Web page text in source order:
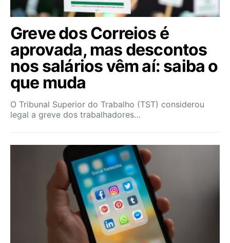
Greve dos Correios é
aprovada, mas descontos
nos salários vêm aí: saiba o
que muda
O Tribunal Superior do Trabalho (TST) considerou
legal a greve dos trabalhadores…